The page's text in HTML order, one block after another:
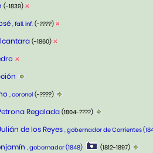
(-1839)
, fall. inf. (-????)
(-1860)
, coronel (-????)
Regalada (1804-????)
de los Reyes , gobernador de Corrientes
, gobernador (1848) (1812-1897)